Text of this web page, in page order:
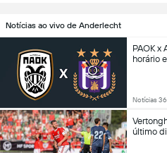
Notícias ao vivo de Anderlecht
PAOK x
horário
Notícias
último